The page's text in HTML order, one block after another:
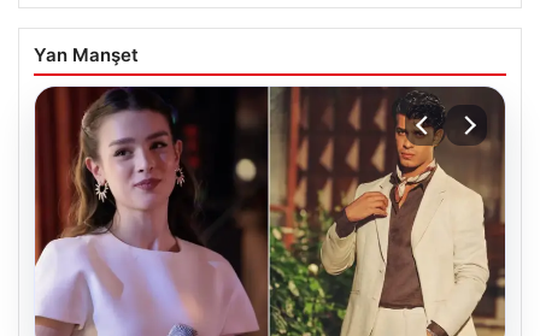
Yan Manşet